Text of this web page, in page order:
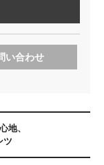
い合わせ
地、
ツ